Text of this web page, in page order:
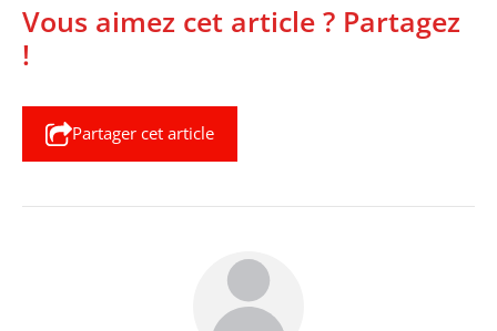
Vous aimez cet article ? Partagez
!
Partager cet article